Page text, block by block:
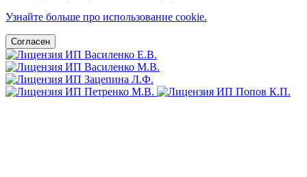
Узнайте больше про использование cookie.
Согласен